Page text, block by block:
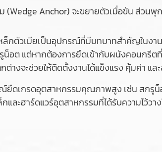
(Wedge Anchor) จะขยายตัวเมื่อขัน ส่วน
ล็กตัวเมียเป็นอุปกรณ์ที่มีบทบาทสำคัญในงา
น็อต แต่หากต้องการยึดเข้ากับผนังคอนกรี
ต่างจะช่วยให้ติดตั้งงานได้แข็งแรง คุ้มค่า แล
ดเกรดอุตสาหกรรมคุณภาพสูง เช่น สกรูน็
และฮาร์ดแวร์อุตสาหกรรมที่ได้รับความไว้ว